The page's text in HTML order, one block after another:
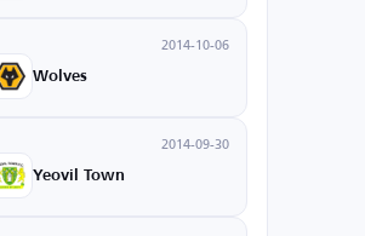
2014-10-06
Wolves
2014-09-30
Yeovil Town